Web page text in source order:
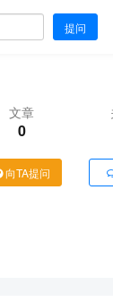
提问
文章
0
向TA提问